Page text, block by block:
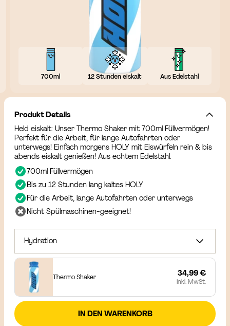
700ml 12 Stunden eiskalt Aus Edelstahl
Produkt Details
Held eiskalt: Unser Thermo Shaker mit 700ml Füllvermögen!
Perfekt für die Arbeit, für lange Autofahrten oder
unterwegs! Einfach morgens HOLY mit Eiswürfeln rein & bis
abends eiskalt genießen! Aus echtem Edelstahl.
700ml Füllvermögen
Bis zu 12 Stunden lang kaltes HOLY
Für die Arbeit, lange Autofahrten oder unterwegs
Nicht Spülmaschinen-geeignet!
Hydration
Thermo Shaker 34,99 €
Inkl. MwSt.
IN DEN WARENKORB